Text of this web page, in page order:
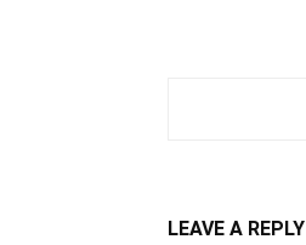
LEAVE A REPLY